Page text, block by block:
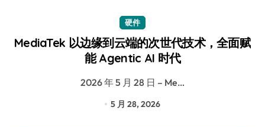
硬件
MediaTek 以边缘到云端的次世代技术，全面赋
能 Agentic AI 时代
2026 年 5 月 28 日 – Me…
5 月 28, 2026